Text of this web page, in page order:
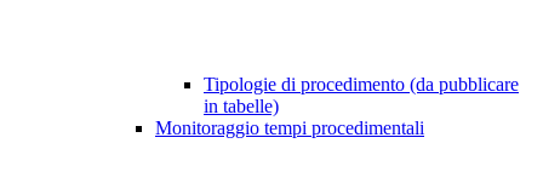
Tipologie di procedimento (da pubblicare
in tabelle)
Monitoraggio tempi procedimentali